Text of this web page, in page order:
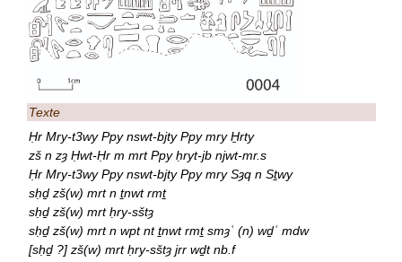
Texte
Ḥr Mry-t3wy Ppy nswt-bjty Ppy mry H̱rty
zš n zȝ Ḥwt-Ḥr m mrt Ppy ḥryt-jb njwt-mr.s
Ḥr Mry-t3wy Ppy nswt-bjty Ppy mry Sȝq n Sṯwy
sḥḏ zš(w) mrt n ṯnwt rmṯ
sḥḏ zš(w) mrt ḥry-sštȝ
sḥḏ zš(w) mrt n wpt nt ṯnwt rmṯ smȝʿ (n) wḏʿ mdw
[sḥḏ ?] zš(w) mrt ḥry-sštȝ jrr wḏt nb.f